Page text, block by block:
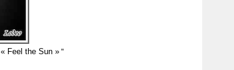
Feel the Sun » "